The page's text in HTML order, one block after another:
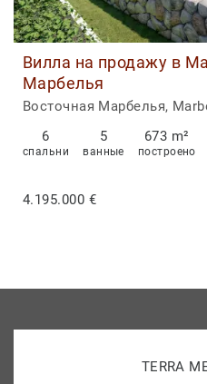
Вилла на продажу в
Марбелья
Восточная Марбелья,
6
спальни
5
ванные
673 m²
построено
4.195.000 €
TERRA